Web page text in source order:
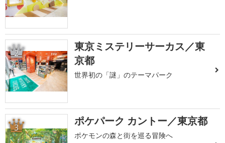
2
東京ミステリーサーカス／東
京都
世界初の「謎」のテーマパーク
3 ポケパーク カントー／東京都
ポケモンの森と街を巡る冒険へ